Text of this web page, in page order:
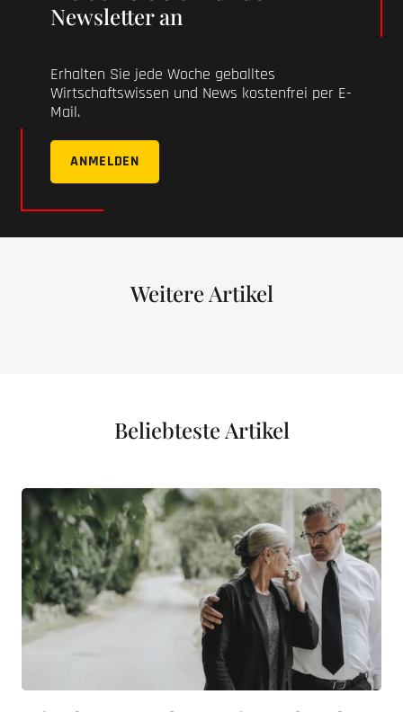
Newsletter an
Erhalten Sie jede Woche geballtes
Wirtschaftswissen und News kostenfrei per E-
Mail.
ANMELDEN
Weitere Artikel
Beliebteste Artikel